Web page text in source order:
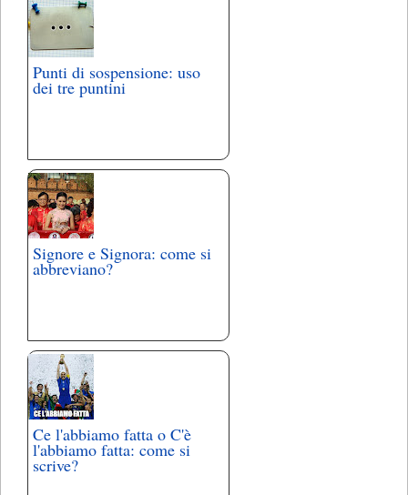
Punti di sospensione: uso
dei tre puntini
Signore e Signora: come si
abbreviano?
Ce l'abbiamo fatta o C'è
l'abbiamo fatta: come si
scrive?